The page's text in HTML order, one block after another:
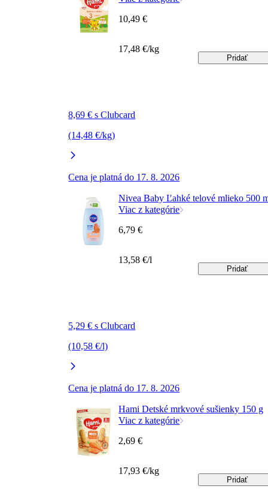
8,69 € s Clubcard
(14,48 €/kg)
Cena je platná do 17. 8. 2026
10,49 €
17,48 €/kg
Pridať
Nivea Baby Ľahké telové mlieko 500
Viac z kategórie
5,29 € s Clubcard
(10,58 €/l)
Cena je platná do 17. 8. 2026
6,79 €
13,58 €/l
Pridať
Hami Detské mrkvové sušienky 150 g
Viac z kategórie
2,69 €
17,93 €/kg
Pridať